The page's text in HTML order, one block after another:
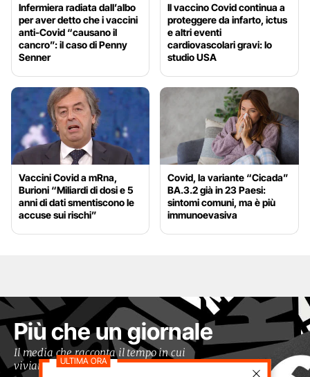
Infermiera radiata dall’albo
per aver detto che i vaccini
anti-Covid “causano il
cancro”: il caso di Penny
Senner
Il vaccino Covid continua a
proteggere da infarto, ictus
e altri eventi
cardiovascolari gravi: lo
studio USA
Vaccini Covid a mRna,
Burioni “Miliardi di dosi e 5
anni di dati smentiscono le
accuse sui rischi”
Covid, la variante “Cicada”
BA.3.2 già in 23 Paesi:
sintomi comuni, ma è più
immunoevasiva
Più che un giornale
Il media che racconta il tempo in cui
viviamo con occhi moderni